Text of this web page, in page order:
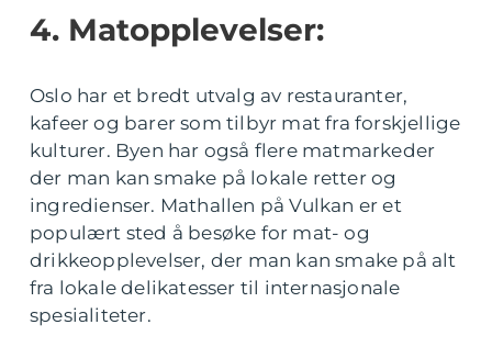
4. Matopplevelser:
Oslo har et bredt utvalg av restauranter,
kafeer og barer som tilbyr mat fra forskjellige
kulturer. Byen har også flere matmarkeder
der man kan smake på lokale retter og
ingredienser. Mathallen på Vulkan er et
populært sted å besøke for mat- og
drikkeopplevelser, der man kan smake på alt
fra lokale delikatesser til internasjonale
spesialiteter.